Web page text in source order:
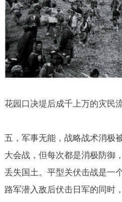
花园口决堤后成千上万的灾民
五，军事无能，战略战术消极
大会战，但每次都是消极防御
丢失国土。平型关伏击战是一
路军潜入敌后伏击日军的同时